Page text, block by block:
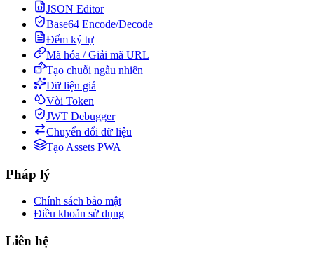
JSON Editor
Base64 Encode/Decode
Đếm ký tự
Mã hóa / Giải mã URL
Tạo chuỗi ngẫu nhiên
Dữ liệu giả
Vòi Token
JWT Debugger
Chuyển đổi dữ liệu
Tạo Assets PWA
Pháp lý
Chính sách bảo mật
Điều khoản sử dụng
Liên hệ